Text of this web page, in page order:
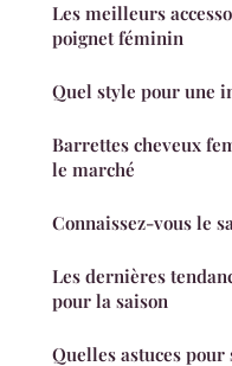
Les meilleurs
poignet féminin
Quel style pour une
Barrettes cheveux
le marché
Connaissez-vous le
Les dernières
pour la saison
Quelles astuces